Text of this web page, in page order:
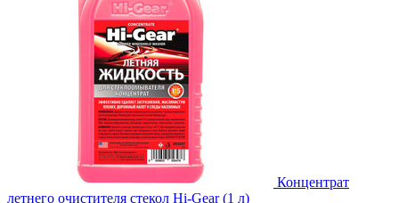
Концентрат
летнего очистителя стекол Hi-Gear (1 л)